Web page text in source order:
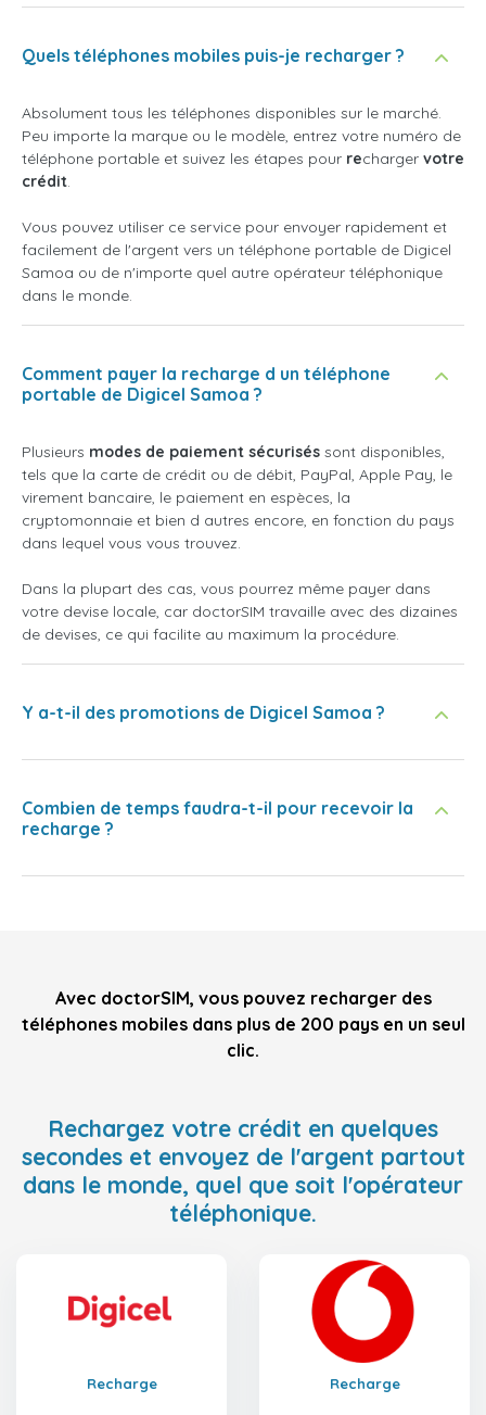
Quels téléphones mobiles puis-je recharger ?
Absolument tous les téléphones disponibles sur le marché.
Peu importe la marque ou le modèle, entrez votre numéro de
téléphone portable et suivez les étapes pour recharger votre
crédit.
Vous pouvez utiliser ce service pour envoyer rapidement et
facilement de l'argent vers un téléphone portable de Digicel
Samoa ou de n'importe quel autre opérateur téléphonique
dans le monde.
Comment payer la recharge d un téléphone
portable de Digicel Samoa ?
Plusieurs modes de paiement sécurisés sont disponibles,
tels que la carte de crédit ou de débit, PayPal, Apple Pay, le
virement bancaire, le paiement en espèces, la
cryptomonnaie et bien d autres encore, en fonction du pays
dans lequel vous vous trouvez.
Dans la plupart des cas, vous pourrez même payer dans
votre devise locale, car doctorSIM travaille avec des dizaines
de devises, ce qui facilite au maximum la procédure.
Y a-t-il des promotions de Digicel Samoa ?
Combien de temps faudra-t-il pour recevoir la
recharge ?
Avec doctorSIM, vous pouvez recharger des
téléphones mobiles dans plus de 200 pays en un seul
clic.
Rechargez votre crédit en quelques
secondes et envoyez de l'argent partout
dans le monde, quel que soit l'opérateur
téléphonique.
Recharge Recharge